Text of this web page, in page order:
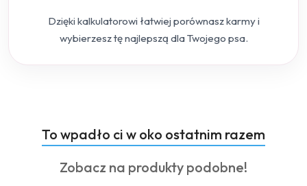
Dzięki kalkulatorowi łatwiej porównasz karmy i
wybierzesz tę najlepszą dla Twojego psa.
Pomiń karuzelę produktów
Produkty
o
statusie:
To wpadło ci w oko ostatnim razem
Produkty
Zobacz na produkty podobne!